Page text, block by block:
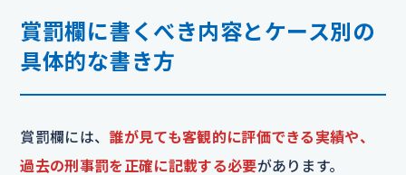
賞罰欄に書くべき内容とケース別の
具体的な書き方
賞罰欄には、 誰が見ても客観的に評価できる実績や、
過去の刑事罰を正確に記載する必要があります。